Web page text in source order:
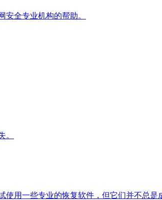
全专业机构的帮助。
。
使用一些专业的恢复软件，但它们并不总是